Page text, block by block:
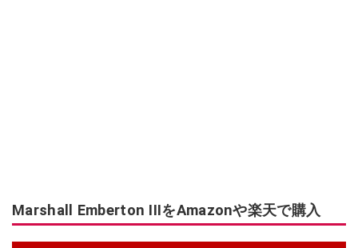
Marshall Emberton IIIをAmazonや楽天で購入